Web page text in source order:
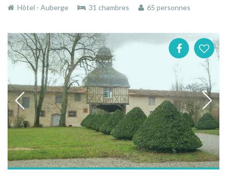
Hôtel - Auberge
31 chambres 65 personnes